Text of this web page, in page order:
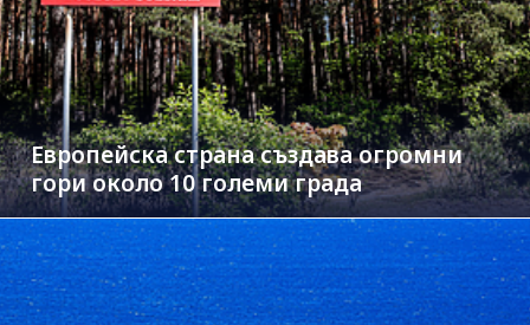
Европейска страна създава огромни
гори около 10 големи града